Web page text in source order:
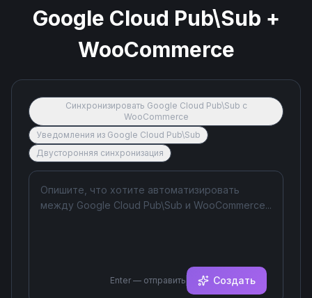
Google Cloud Pub\Sub +
WooCommerce
Синхронизировать Google Cloud Pub\Sub с
WooCommerce
Уведомления из Google Cloud Pub\Sub
Двусторонняя синхронизация
Enter — отправить Создать